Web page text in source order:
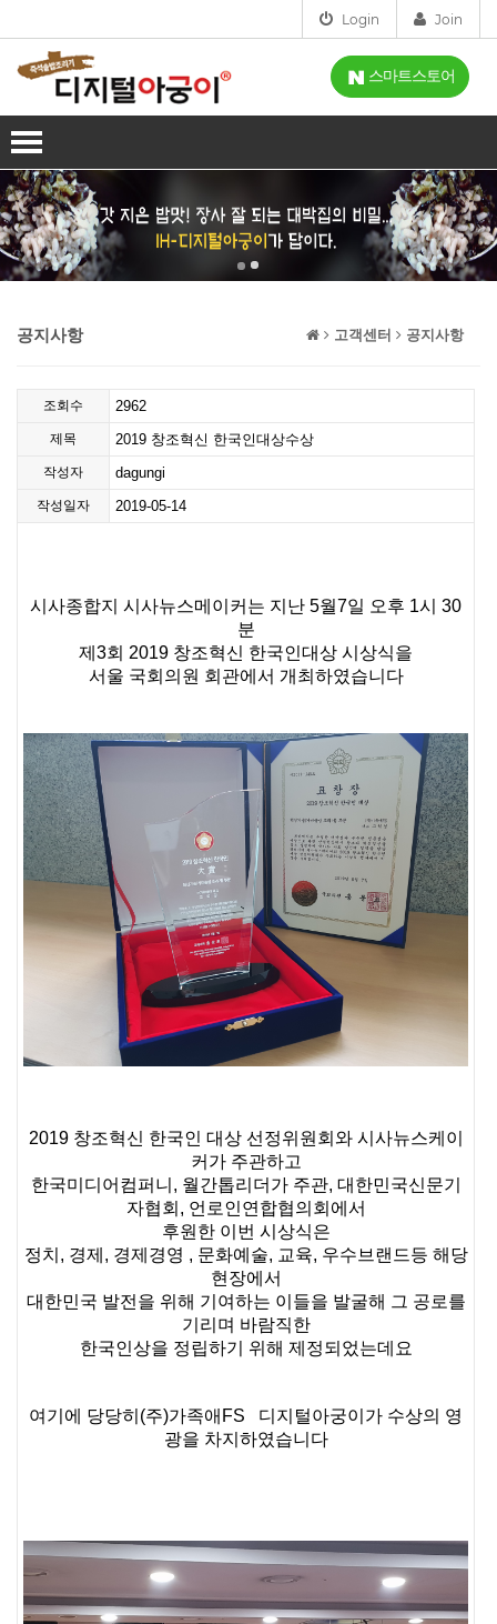
Login Join
스마트스토어
회사소개
인사말
인증
오시는길
사업분야
제품소개
IH-디지털아궁이
가스아궁이
홈아궁이
부자재
설치점
FAQ
보도자료
시연신청
보도영상
공지사항 고객센터 공지사항
조회수 2962
제목 2019 창조혁신 한국인대상수상
작성자 dagungi
작성일자 2019-05-14
시사종합지 시사뉴스메이커는 지난 5월7일 오후 1시 30
분
제3회 2019 창조혁신 한국인대상 시상식을
서울 국회의원 회관에서 개최하였습니다
2019 창조혁신 한국인 대상 선정위원회와 시사뉴스케이
커가 주관하고
한국미디어컴퍼니, 월간톱리더가 주관, 대한민국신문기
자협회, 언로인연합협의회에서
후원한 이번 시상식은
정치, 경제, 경제경영 , 문화예술, 교육, 우수브랜드등 해당
현장에서
대한민국 발전을 위해 기여하는 이들을 발굴해 그 공로를
기리며 바람직한
한국인상을 정립하기 위해 제정되었는데요
여기에 당당히(주)가족애FS 디지털아궁이가 수상의 영
광을 차지하였습니다